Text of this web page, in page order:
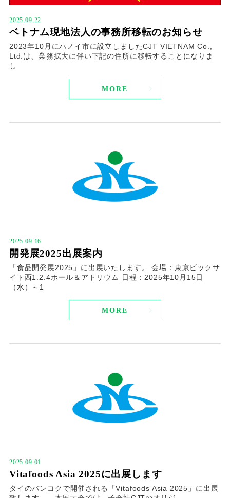
2025.09.22
ベトナム現地法人の事務所移転のお知らせ
2023年10月にハノイ市に設立しましたCJT VIETNAM Co.,
Ltd.は、業務拡大に伴い下記の住所に移転することになりま
し
MORE
2025.09.16
開発展2025出展案内
「食品開発展2025」に出展いたします。 会場：東京ビックサ
イト西1.2.4ホール＆アトリウム 日程：2025年10月15日
（水）～1
MORE
2025.09.01
Vitafoods Asia 2025に出展します
タイのバンコクで開催される「Vitafoods Asia 2025」に出展